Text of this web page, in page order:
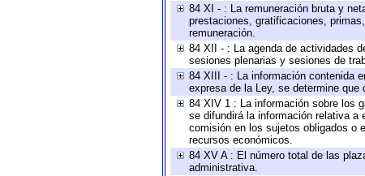
84 XI - : La remuneración bruta y
prestaciones, gratificaciones,
remuneración.
84 XII - : La agenda de actividades
sesiones plenarias y sesiones de
84 XIII - : La información contenida
expresa de la Ley, se determine que
84 XIV 1 : La información sobre los
se difundirá la información relativa a
comisión en los sujetos obligados o
recursos económicos.
84 XV A : El número total de las
administrativa.